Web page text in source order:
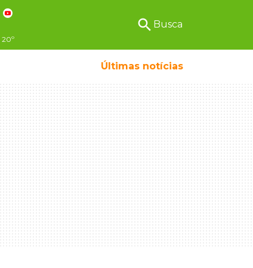
20º
search Busca
Últimas notícias